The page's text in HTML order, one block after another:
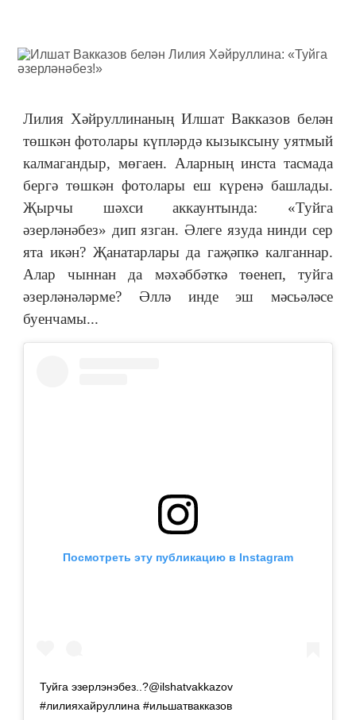
Лилия Хәйруллинаның Илшат Вакказов белән
төшкән фотолары күпләрдә кызыксыну уятмый
калмагандыр, мөгаен. Аларның инста тасмада
бергә төшкән фотолары еш күренә башлады.
Җырчы шәхси аккаунтында: «Туйга
әзерләнәбез» дип язган. Әлеге язуда нинди сер
ята икән? Җанатарлары да гаҗәпкә калганнар.
Алар чыннан да мәхәббәткә төенеп, туйга
әзерләнәләрме? Әллә инде эш мәсьәләсе
буенчамы...
Посмотреть эту публикацию в Instagram
Туйга эзерлэнэбез..?@ilshatvakkazov
#лилияхайруллина #ильшатвакказов